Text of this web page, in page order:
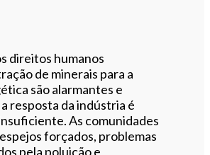
direitos humanos
de minerais para a
são alarmantes e
resposta da indústria é
As comunidades
forçados, problemas
pela poluição e